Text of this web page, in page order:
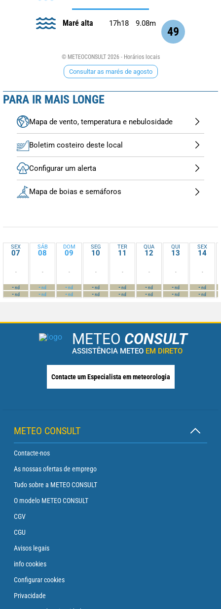
49
Maré alta 17h18 9.08m
© METEOCONSULT 2026 - Horários locais
Consultar as marés de agosto
PARA IR MAIS LONGE
Mapa de vento, temperatura e nebulosidade
Boletim costeiro deste local
Configurar um alerta
Mapa de boias e semáforos
SEX
07
-
-nd
-nd
SÁB
08
-
-nd
-nd
DOM
09
-
-nd
-nd
SEG
10
-
-nd
-nd
TER
11
-
-nd
-nd
QUA
12
-
-nd
-nd
QUI
13
-
-nd
-nd
SEX
14
-
-nd
-nd
METEO CONSULT
ASSISTÊNCIA METEO EM DIRETO
Contacte um Especialista em meteorologia
METEO CONSULT
Contacte-nos
As nossas ofertas de emprego
Tudo sobre a METEO CONSULT
O modelo METEO CONSULT
CGV
CGU
Avisos legais
info cookies
Configurar cookies
Privacidade